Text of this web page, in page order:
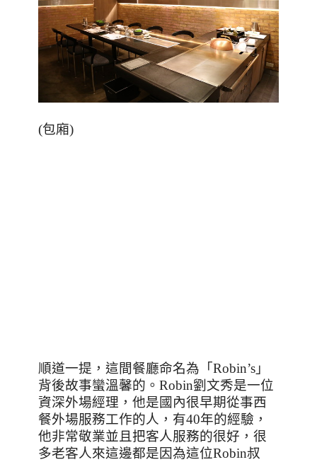
(包廂)
順道一提，這間餐廳命名為「 Robin’s 」
背後故事蠻溫馨的。 Robin劉文秀是一位
資深外場經理，他是國內很早期從事西
餐外場服務工作的人，有40年的經驗，
他非常敬業並且把客人服務的很好，很
多老客人來這邊都是因為這位Robin叔